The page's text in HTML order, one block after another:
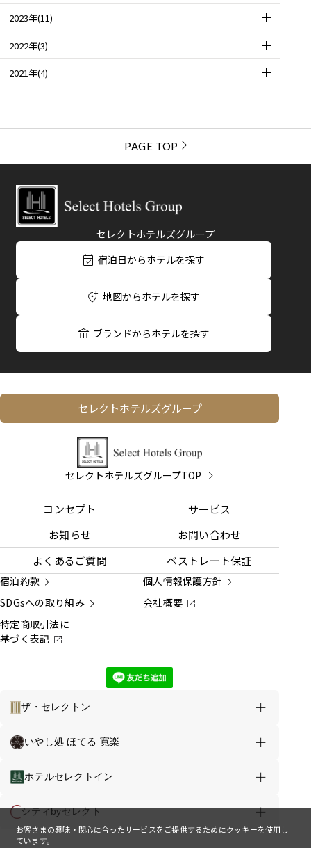
2023年(11)
2022年(3)
2021年(4)
PAGE TOP
セレクトホテルズグループ
宿泊日からホテルを探す
地図からホテルを探す
ブランドからホテルを探す
メニュー
サービス
セレクトホテルズグループ
セレクトホテルズグループTOP
コンセプト
サービス
お知らせ
お問い合わせ
よくあるご質問
ベストレート保証
宿泊約款
個人情報保護方針
SDGsへの取り組み
会社概要
特定商取引法に
基づく表記
ザ・セレクトン
いやし処 ほてる 寛楽
ホテルセレクトイン
シティbyセレクト
お客さまの興味・関心に合ったサービスをご提供するためにクッキーを使用し
ています。